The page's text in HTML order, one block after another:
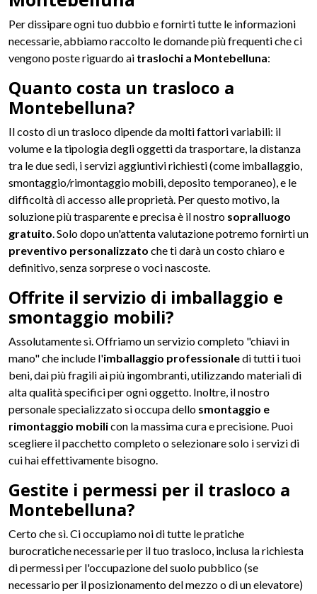
Per dissipare ogni tuo dubbio e fornirti tutte le informazioni
necessarie, abbiamo raccolto le domande più frequenti che ci
vengono poste riguardo ai traslochi a Montebelluna:
Quanto costa un trasloco a
Montebelluna?
Il costo di un trasloco dipende da molti fattori variabili: il
volume e la tipologia degli oggetti da trasportare, la distanza
tra le due sedi, i servizi aggiuntivi richiesti (come imballaggio,
smontaggio/rimontaggio mobili, deposito temporaneo), e le
difficoltà di accesso alle proprietà. Per questo motivo, la
soluzione più trasparente e precisa è il nostro sopralluogo
gratuito. Solo dopo un'attenta valutazione potremo fornirti un
preventivo personalizzato che ti darà un costo chiaro e
definitivo, senza sorprese o voci nascoste.
Offrite il servizio di imballaggio e
smontaggio mobili?
Assolutamente sì. Offriamo un servizio completo "chiavi in
mano" che include l'imballaggio professionaledi tutti i tuoi
beni, dai più fragili ai più ingombranti, utilizzando materiali di
alta qualità specifici per ogni oggetto. Inoltre, il nostro
personale specializzato si occupa dello smontaggio e
rimontaggio mobilicon la massima cura e precisione. Puoi
scegliere il pacchetto completo o selezionare solo i servizi di
cui hai effettivamente bisogno.
Gestite i permessi per il trasloco a
Montebelluna?
Certo che sì. Ci occupiamo noi di tutte le pratiche
burocratiche necessarie per il tuo trasloco, inclusa la richiesta
di permessi per l'occupazione del suolo pubblico (se
necessario per il posizionamento del mezzo o di un elevatore)